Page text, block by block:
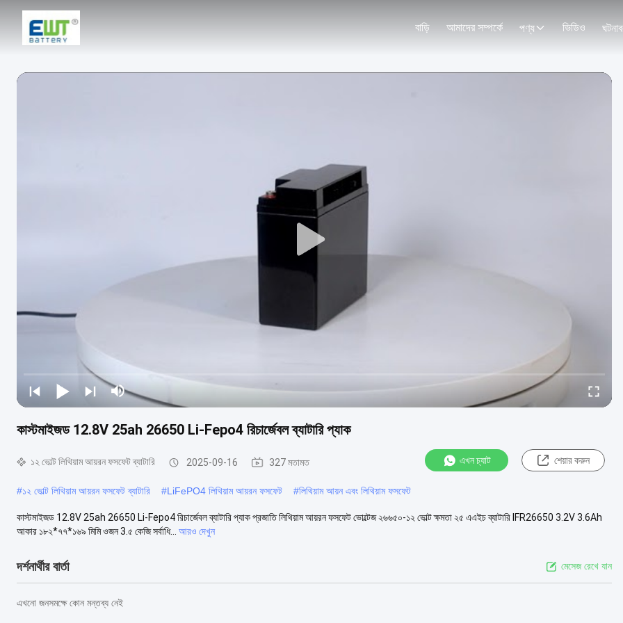
বাড়ি আমাদের সম্পর্কে পণ্য ভিডিও
কাস্টমাইজড 12.8V 25ah 26650 Li-Fepo4 রিচার্জেবল ব্যাটারি প্যাক
১২ ভোল্ট লিথিয়াম আয়রন ফসফেট ব্যাটারি 2025-09-16 327 মতামত এখন চ্যাট শেয়ার করুন
#১২ ভোল্ট লিথিয়াম আয়রন ফসফেট ব্যাটারি #LiFePO4 লিথিয়াম আয়রন ফসফেট #লিথিয়াম আয়ন এবং লিথিয়াম ফসফেট
কাস্টমাইজড 12.8V 25ah 26650 Li-Fepo4 রিচার্জেবল ব্যাটারি প্যাক প্রজাতি লিথিয়াম আয়রন ফসফেট ভোল্টেজ ২৬৬৫০-১২ ভোল্ট ক্ষমতা ২৫ এএইচ ব্যাটারি IFR26650 3.2V 3.6Ah
আকার ১৮২*৭৭*১৬৯ মিমি ওজন 3.৫ কেজি সর্বাধি...
আরও দেখুন
দর্শনার্থীর বার্তা মেসেজ রেখে যান
এখনো জনসমক্ষে কোন মন্তব্য নেই